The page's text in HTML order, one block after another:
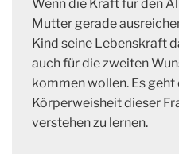
Wenn die Kraft für den
Mutter gerade
Kind seine Lebenskraft
auch für die zweiten
kommen wollen. Es geht
Körperweisheit dieser
verstehen zu lernen.